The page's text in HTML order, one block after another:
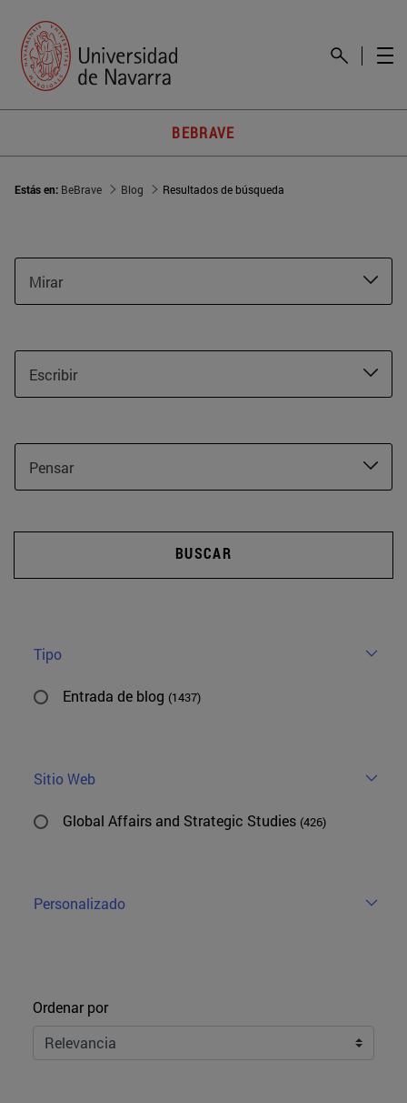
BEBRAVE
Estás en: BeBrave Blog Resultados de búsqueda
Mirar
Escribir
Pensar
BUSCAR
Tipo
Entrada de blog (1437)
Sitio Web
Global Affairs and Strategic Studies (426)
Personalizado
Ordenar
Ordenar por